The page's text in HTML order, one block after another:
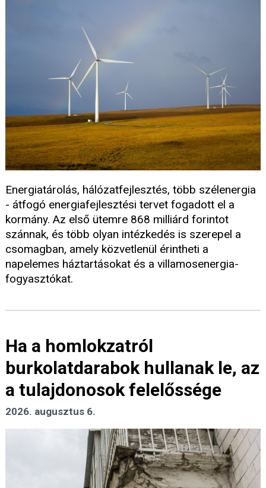
Energiatárolás, hálózatfejlesztés, több szélenergia
- átfogó energiafejlesztési tervet fogadott el a
kormány. Az első ütemre 868 milliárd forintot
szánnak, és több olyan intézkedés is szerepel a
csomagban, amely közvetlenül érintheti a
napelemes háztartásokat és a villamosenergia-
fogyasztókat.
Ha a homlokzatról
burkolatdarabok hullanak le, az
a tulajdonosok felelőssége
2026. augusztus 6.